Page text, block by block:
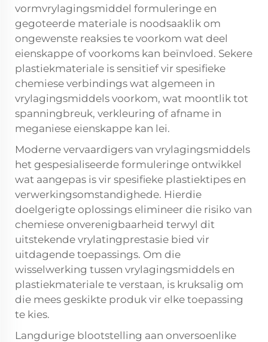
vormvrylagingsmiddel formuleringe en
gegoteerde materiale is noodsaaklik om
ongewenste reaksies te voorkom wat deel
eienskappe of voorkoms kan beïnvloed. Sekere
plastiekmateriale is sensitief vir spesifieke
chemiese verbindings wat algemeen in
vrylagingsmiddels voorkom, wat moontlik tot
spanningbreuk, verkleuring of afname in
meganiese eienskappe kan lei.
Moderne vervaardigers van vrylagingsmiddels
het gespesialiseerde formuleringe ontwikkel
wat aangepas is vir spesifieke plastiektipes en
verwerkingsomstandighede. Hierdie
doelgerigte oplossings elimineer die risiko van
chemiese onverenigbaarheid terwyl dit
uitstekende vrylatingprestasie bied vir
uitdagende toepassings. Om die
wisselwerking tussen vrylagingsmiddels en
plastiekmateriale te verstaan, is kruksalig om
die mees geskikte produk vir elke toepassing
te kies.
Langdurige blootstelling aan onversoenlike